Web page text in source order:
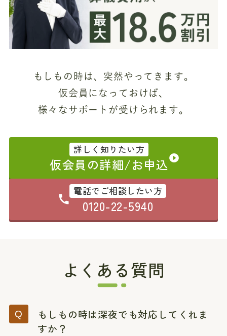
もしもの時は、突然やってきます。
仮会員になっておけば、
様々なサポートが受けられます。
詳しく知りたい方
仮会員の詳細/お申込
電話でご相談したい方
0120-22-5940
よくある質問
もしもの時は深夜でも対応してくれま
すか？